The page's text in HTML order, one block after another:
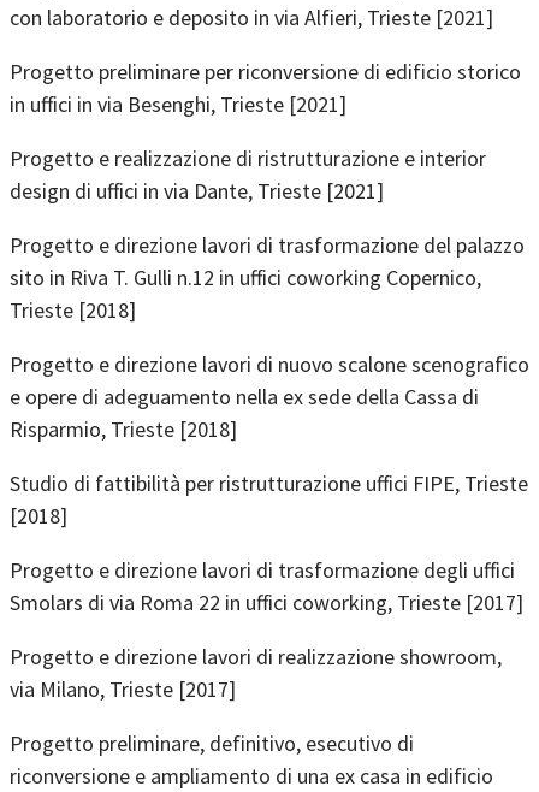
con laboratorio e deposito in via Alfieri, Trieste [2021]
Progetto preliminare per riconversione di edificio storico
in uffici in via Besenghi, Trieste [2021]
Progetto e realizzazione di ristrutturazione e interior
design di uffici in via Dante, Trieste [2021]
Progetto e direzione lavori di trasformazione del palazzo
sito in Riva T. Gulli n.12 in uffici coworking Copernico,
Trieste [2018]
Progetto e direzione lavori di nuovo scalone scenografico
e opere di adeguamento nella ex sede della Cassa di
Risparmio, Trieste [2018]
Studio di fattibilità per ristrutturazione uffici FIPE, Trieste
[2018]
Progetto e direzione lavori di trasformazione degli uffici
Smolars di via Roma 22 in uffici coworking, Trieste [2017]
Progetto e direzione lavori di realizzazione showroom,
via Milano, Trieste [2017]
Progetto preliminare, definitivo, esecutivo di
riconversione e ampliamento di una ex casa in edificio